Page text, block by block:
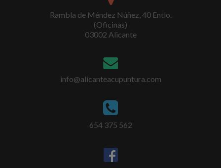
Rambla de Méndez Núñez, 40 Entlo.
(Oficinas)
03002 Alicante
info@alicanteacupuntura.com
654 375 562